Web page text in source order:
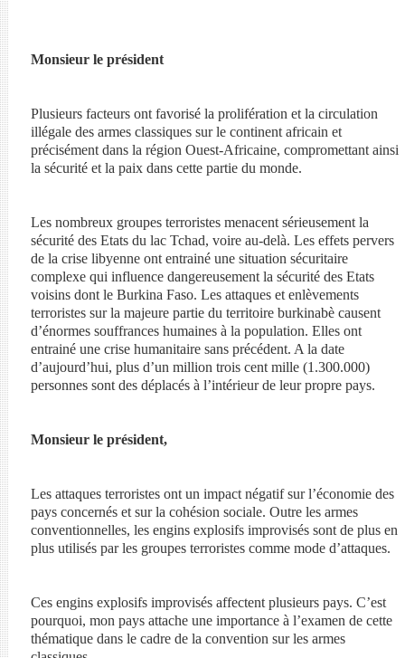
Monsieur le président
Plusieurs facteurs ont favorisé la prolifération et la circulation
illégale des armes classiques sur le continent africain et
précisément dans la région Ouest-Africaine, compromettant ainsi
la sécurité et la paix dans cette partie du monde.
Les nombreux groupes terroristes menacent sérieusement la
sécurité des Etats du lac Tchad, voire au-delà. Les effets pervers
de la crise libyenne ont entrainé une situation sécuritaire
complexe qui influence dangereusement la sécurité des Etats
voisins dont le Burkina Faso. Les attaques et enlèvements
terroristes sur la majeure partie du territoire burkinabè causent
d’énormes souffrances humaines à la population. Elles ont
entrainé une crise humanitaire sans précédent. A la date
d’aujourd’hui, plus d’un million trois cent mille (1.300.000)
personnes sont des déplacés à l’intérieur de leur propre pays.
Monsieur le président,
Les attaques terroristes ont un impact négatif sur l’économie des
pays concernés et sur la cohésion sociale. Outre les armes
conventionnelles, les engins explosifs improvisés sont de plus en
plus utilisés par les groupes terroristes comme mode d’attaques.
Ces engins explosifs improvisés affectent plusieurs pays. C’est
pourquoi, mon pays attache une importance à l’examen de cette
thématique dans le cadre de la convention sur les armes